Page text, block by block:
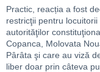
Practic, reacția a fost
restricţii pentru
autorităţilor
Copanca, Molovata
Pârâta şi care au viză
liber doar prin câteva